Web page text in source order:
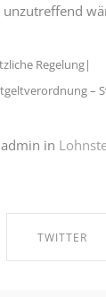
unzutreffend
Regelung|
–
in
TWITTER